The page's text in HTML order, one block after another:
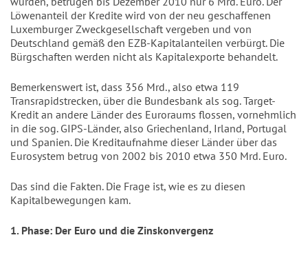
Löwenanteil der Kredite wird von der neu geschaffenen
Luxemburger Zweckgesellschaft vergeben und von
Deutschland gemäß den EZB-Kapitalanteilen verbürgt. Die
Bürgschaften werden nicht als Kapitalexporte behandelt.
Bemerkenswert ist, dass 356 Mrd., also etwa 119
Transrapidstrecken, über die Bundesbank als sog. Target-
Kredit an andere Länder des Euroraums flossen, vornehmlich
in die sog. GIPS-Länder, also Griechenland, Irland, Portugal
und Spanien. Die Kreditaufnahme dieser Länder über das
Eurosystem betrug von 2002 bis 2010 etwa 350 Mrd. Euro.
Das sind die Fakten. Die Frage ist, wie es zu diesen
Kapitalbewegungen kam.
1. Phase: Der Euro und die Zinskonvergenz